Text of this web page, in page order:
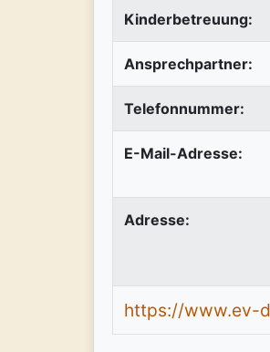
Kinderbetreuung:
Ansprechpartner:
Telefonnummer:
E-Mail-Adresse:
Adresse:
https://www.ev-